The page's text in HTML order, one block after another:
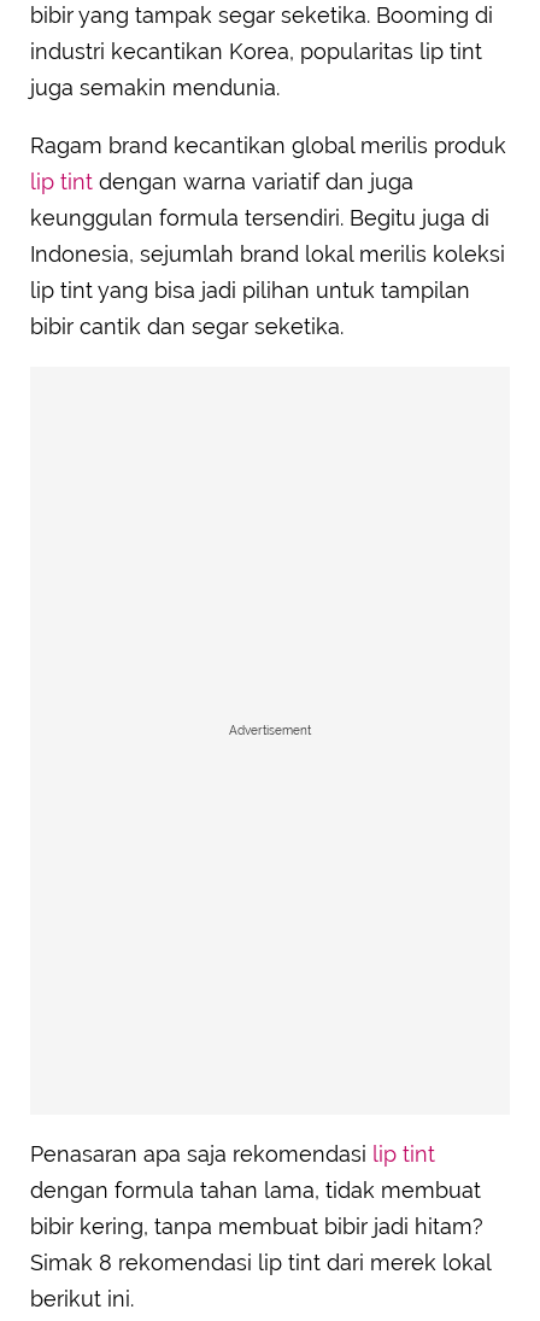
bibir yang tampak segar seketika. Booming di
industri kecantikan Korea, popularitas lip tint
juga semakin mendunia.
Ragam brand kecantikan global merilis produk
lip tint dengan warna variatif dan juga
keunggulan formula tersendiri. Begitu juga di
Indonesia, sejumlah brand lokal merilis koleksi
lip tint yang bisa jadi pilihan untuk tampilan
bibir cantik dan segar seketika.
Advertisement
Penasaran apa saja rekomendasi lip tint
dengan formula tahan lama, tidak membuat
bibir kering, tanpa membuat bibir jadi hitam?
Simak 8 rekomendasi lip tint dari merek lokal
berikut ini.